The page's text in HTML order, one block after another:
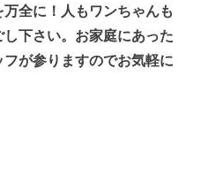
全に！人もワンちゃんも
下さい。お家庭にあった
が参りますのでお気軽に